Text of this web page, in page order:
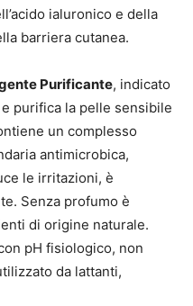
ialuronico e della
barriera cutanea.
Purificante, indicato
purifica la pelle sensibile
un complesso
antimicrobica,
le irritazioni, è
Senza profumo è
di origine naturale.
pH fisiologico, non
da lattanti,